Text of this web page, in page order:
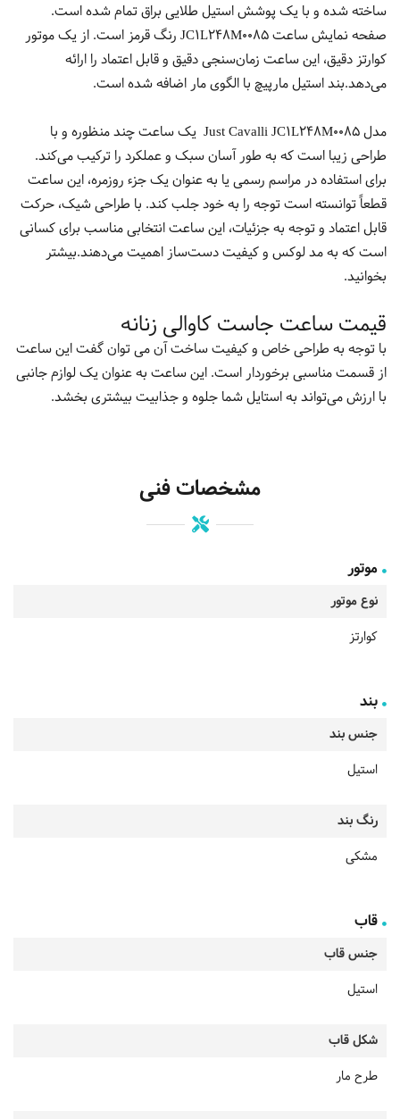
ساخته شده و با یک پوشش استیل طلایی براق تمام شده است.
صفحه نمایش ساعت JC1L248M0085 رنگ قرمز است. از یک موتور
کوارتز دقیق، این ساعت زمان‌سنجی دقیق و قابل اعتماد را ارائه
می‌دهد.بند استیل مارپیچ با الگوی مار اضافه شده است.
مدل Just Cavalli JC1L248M0085 یک ساعت چند منظوره و با
طراحی زیبا است که به طور آسان سبک و عملکرد را ترکیب می‌کند.
برای استفاده در مراسم رسمی یا به عنوان یک جزء روزمره، این ساعت
قطعاً توانسته است توجه را به خود جلب کند. با طراحی شیک، حرکت
قابل اعتماد و توجه به جزئیات، این ساعت انتخابی مناسب برای کسانی
است که به مد لوکس و کیفیت دست‌ساز اهمیت می‌دهند.بیشتر
بخوانید.
قیمت ساعت جاست کاوالی زنانه
با توجه به طراحی خاص و کیفیت ساخت آن می توان گفت این ساعت
از قسمت مناسبی برخوردار است. این ساعت به عنوان یک لوازم جانبی
با ارزش می‌تواند به استایل شما جلوه و جذابیت بیشتری بخشد.
مشخصات فنی
موتور
نوع موتور
کوارتز
بند
جنس بند
استیل
رنگ بند
مشکی
قاب
جنس قاب
استیل
شکل قاب
طرح مار